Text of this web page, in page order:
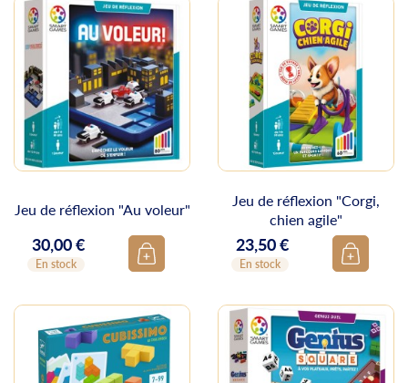
Jeu de réflexion "Au voleur"
Prix
30,00 €
En stock
Jeu de réflexion "Corgi,
chien agile"
Prix
23,50 €
En stock